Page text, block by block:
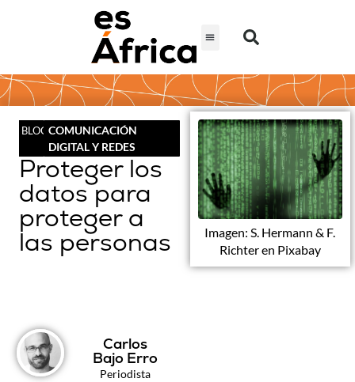
BLOG COMUNICACIÓN
DIGITAL Y REDES
Proteger los
datos para
proteger a
las personas
Imagen: S. Hermann & F.
Richter en Pixabay
Carlos
Bajo Erro
Periodista